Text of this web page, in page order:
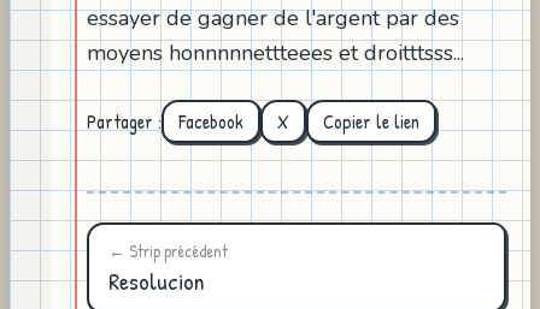
essayer de gagner de l'argent par des
moyens honnnnnettteees et droitttsss...
Partager : Facebook X Copier le lien
← Strip précédent
Resolucion